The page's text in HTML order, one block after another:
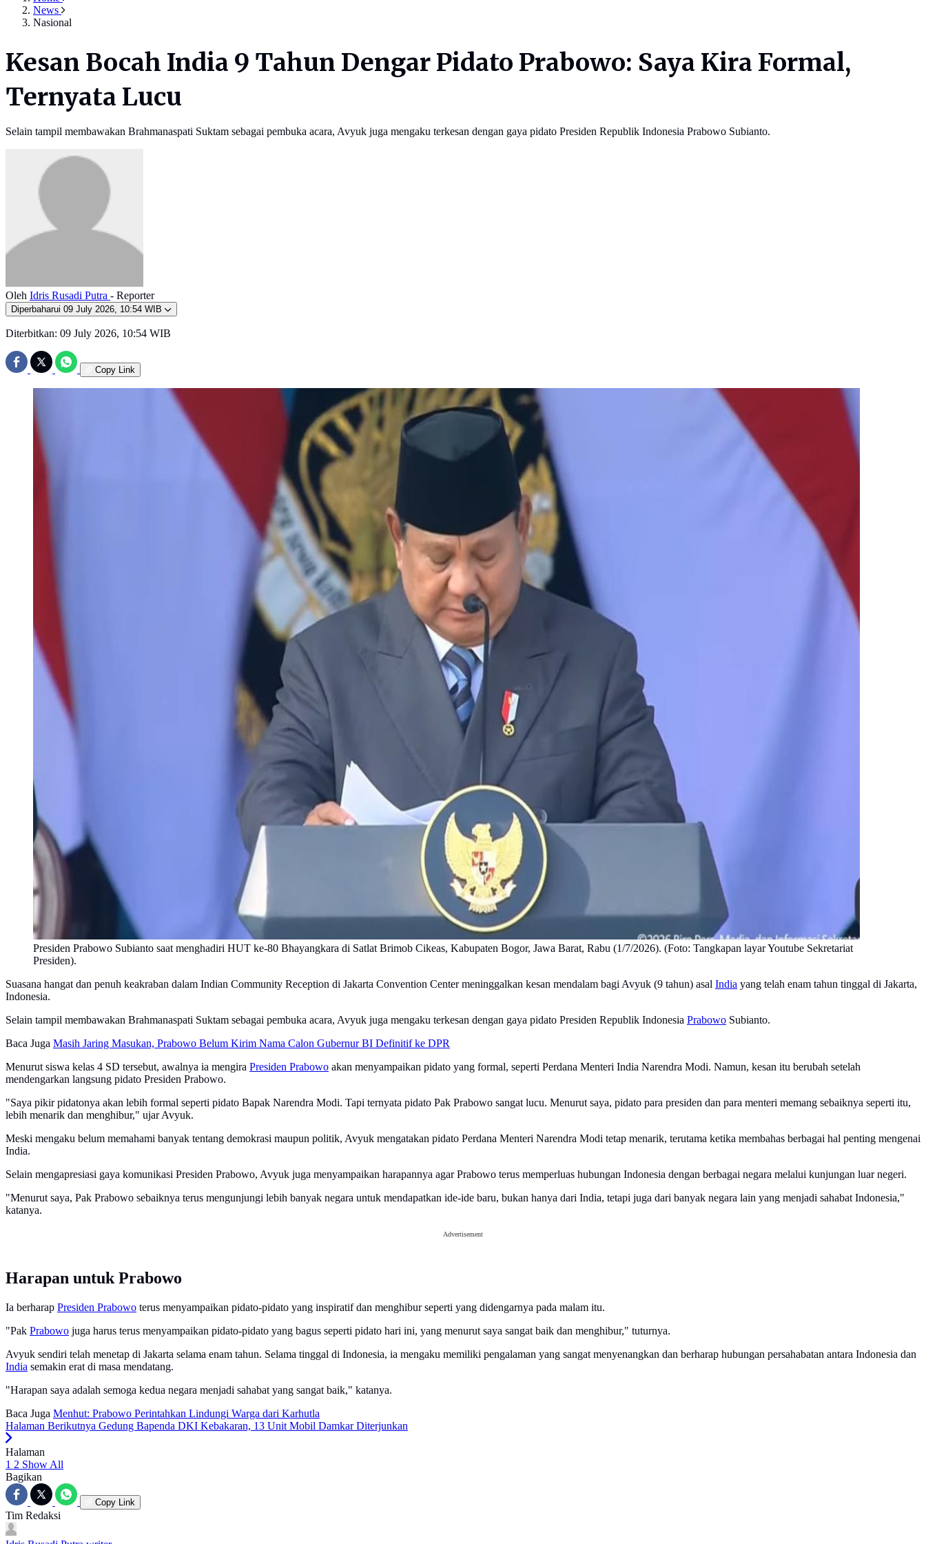
News
Nasional
Kesan Bocah India 9 Tahun Dengar Pidato Prabowo: Saya Kira Formal,
Ternyata Lucu
Selain tampil membawakan Brahmanaspati Suktam sebagai pembuka acara, Avyuk juga mengaku terkesan dengan gaya pidato Presiden Republik Indonesia Prabowo Subianto.
Oleh Idris Rusadi Putra - Reporter
Diperbaharui 09 July 2026, 10:54 WIB
Diterbitkan: 09 July 2026, 10:54 WIB
Copy Link
Presiden Prabowo Subianto saat menghadiri HUT ke-80 Bhayangkara di Satlat Brimob Cikeas, Kabupaten Bogor, Jawa Barat, Rabu (1/7/2026). (Foto: Tangkapan layar Youtube Sekretariat
Presiden).
Suasana hangat dan penuh keakraban dalam Indian Community Reception di Jakarta Convention Center meninggalkan kesan mendalam bagi Avyuk (9 tahun) asal India yang telah enam tahun tinggal di Jakarta,
Indonesia.
Selain tampil membawakan Brahmanaspati Suktam sebagai pembuka acara, Avyuk juga mengaku terkesan dengan gaya pidato Presiden Republik Indonesia Prabowo Subianto.
Baca Juga Masih Jaring Masukan, Prabowo Belum Kirim Nama Calon Gubernur BI Definitif ke DPR
Menurut siswa kelas 4 SD tersebut, awalnya ia mengira Presiden Prabowo akan menyampaikan pidato yang formal, seperti Perdana Menteri India Narendra Modi. Namun, kesan itu berubah setelah
mendengarkan langsung pidato Presiden Prabowo.
"Saya pikir pidatonya akan lebih formal seperti pidato Bapak Narendra Modi. Tapi ternyata pidato Pak Prabowo sangat lucu. Menurut saya, pidato para presiden dan para menteri memang sebaiknya seperti itu,
lebih menarik dan menghibur," ujar Avyuk.
Meski mengaku belum memahami banyak tentang demokrasi maupun politik, Avyuk mengatakan pidato Perdana Menteri Narendra Modi tetap menarik, terutama ketika membahas berbagai hal penting mengenai
India.
Selain mengapresiasi gaya komunikasi Presiden Prabowo, Avyuk juga menyampaikan harapannya agar Prabowo terus memperluas hubungan Indonesia dengan berbagai negara melalui kunjungan luar negeri.
"Menurut saya, Pak Prabowo sebaiknya terus mengunjungi lebih banyak negara untuk mendapatkan ide-ide baru, bukan hanya dari India, tetapi juga dari banyak negara lain yang menjadi sahabat Indonesia,"
katanya.
Advertisement
Harapan untuk Prabowo
Ia berharap Presiden Prabowo terus menyampaikan pidato-pidato yang inspiratif dan menghibur seperti yang didengarnya pada malam itu.
"Pak Prabowo juga harus terus menyampaikan pidato-pidato yang bagus seperti pidato hari ini, yang menurut saya sangat baik dan menghibur," tuturnya.
Avyuk sendiri telah menetap di Jakarta selama enam tahun. Selama tinggal di Indonesia, ia mengaku memiliki pengalaman yang sangat menyenangkan dan berharap hubungan persahabatan antara Indonesia dan
India semakin erat di masa mendatang.
"Harapan saya adalah semoga kedua negara menjadi sahabat yang sangat baik," katanya.
Baca Juga Menhut: Prabowo Perintahkan Lindungi Warga dari Karhutla
Halaman Berikutnya Gedung Bapenda DKI Kebakaran, 13 Unit Mobil Damkar Diterjunkan
Halaman
1 2 Show All
Bagikan
Copy Link
Tim Redaksi